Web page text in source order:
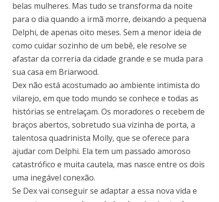
belas mulheres. Mas tudo se transforma da noite
para o dia quando a irmã morre, deixando a pequena
Delphi, de apenas oito meses. Sem a menor ideia de
como cuidar sozinho de um bebê, ele resolve se
afastar da correria da cidade grande e se muda para
sua casa em Briarwood.
Dex não está acostumado ao ambiente intimista do
vilarejo, em que todo mundo se conhece e todas as
histórias se entrelaçam. Os moradores o recebem de
braços abertos, sobretudo sua vizinha de porta, a
talentosa quadrinista Molly, que se oferece para
ajudar com Delphi. Ela tem um passado amoroso
catastrófico e muita cautela, mas nasce entre os dois
uma inegável conexão.
Se Dex vai conseguir se adaptar a essa nova vida e